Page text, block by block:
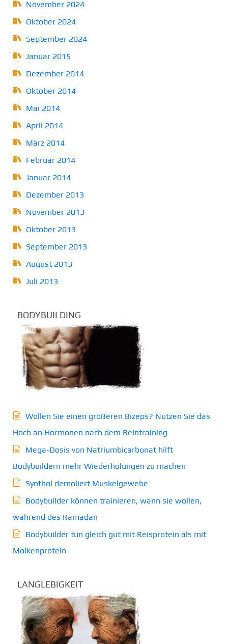
November 2024
Oktober 2024
September 2024
Januar 2015
Dezember 2014
Oktober 2014
Mai 2014
April 2014
März 2014
Februar 2014
Januar 2014
Dezember 2013
November 2013
Oktober 2013
September 2013
August 2013
Juli 2013
BODYBUILDING
Wollen Sie einen größeren Bizeps? Nutzen Sie das
Hoch an Hormonen nach dem Beintraining
Mega-Dosis von Natriumbicarbonat hilft
Bodybuildern mehr Wiederholungen zu machen
Synthol demoliert Muskelgewebe
Bodybuilder können trainieren, wann sie wollen,
während des Ramadan
Bodybuilder tun gleich gut mit Reisprotein als mit
Molkenprotein
LANGLEBIGKEIT